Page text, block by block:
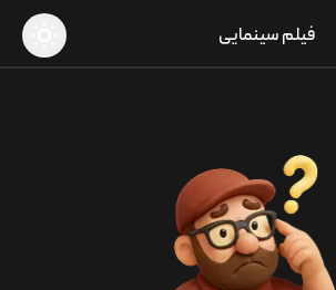
فیلم سینمایی